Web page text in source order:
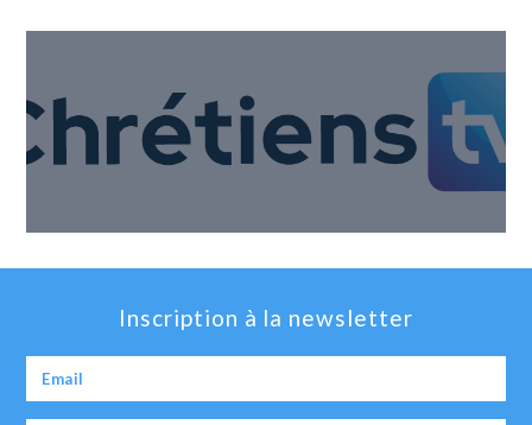
Inscription à la newsletter